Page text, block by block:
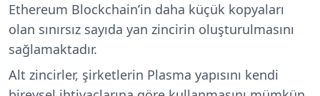
Ethereum Blockchain’in daha küçük kopyaları
olan sınırsız sayıda yan zincirin oluşturulmasını
sağlamaktadır.
Alt zincirler, şirketlerin Plasma yapısını kendi